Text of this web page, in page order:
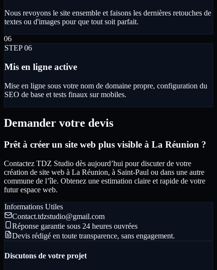
Nous revoyons le site ensemble et faisons les dernières retouches de
textes ou d'images pour que tout soit parfait.
06
STEP 06
Mis en ligne active
Mise en ligne sous votre nom de domaine propre, configuration du
SEO de base et tests finaux sur mobiles.
Demander votre devis
Prêt à créer un site web plus visible à La Réunion ?
Contactez TDZ Studio dès aujourd’hui pour discuter de votre
création de site web à La Réunion, à Saint-Paul ou dans une autre
commune de l’île. Obtenez une estimation claire et rapide de votre
futur espace web.
Informations Utiles
Contact.tdzstudio@gmail.com
Réponse garantie sous 24 heures ouvrées
Devis rédigé en toute transparence, sans engagement.
Discutons de votre projet